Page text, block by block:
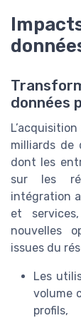
données
milliards de
dont les
sur les
intégration
et
nouvelles
issues du
Les
volume